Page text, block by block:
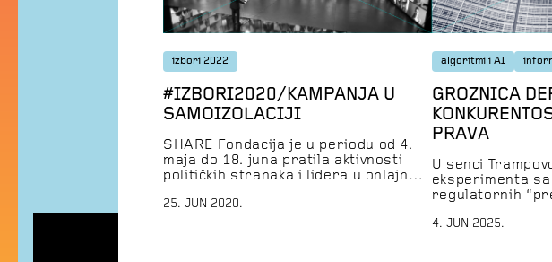
izbori 2022
#IZBORI2020/KAMPANJA U
SAMOIZOLACIJI
SHARE Fondacija je u periodu od 4.
maja do 18. juna pratila aktivnosti
političkih stranaka i lidera u onlajn
Predstavljamo najvažnije nalaze
25. JUN 2020.
algoritmi i AI
GROZNICA
PRAVA
U senci
eksperimenta sa
regulatornih
sloganom
4. JUN 2025.